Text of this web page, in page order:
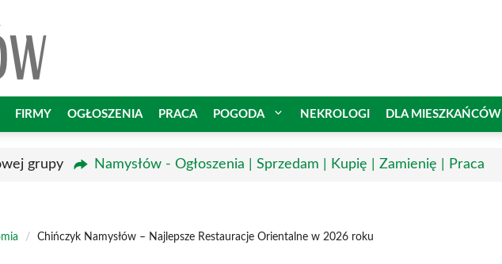
FIRMY OGŁOSZENIA PRACA POGODA NEKROLOGI DLA MIESZKAŃCÓW
grupy Namysłów - Ogłoszenia | Sprzedam | Kupię | Zamienię | Praca
/ Chińczyk Namysłów – Najlepsze Restauracje Orientalne w 2026 roku